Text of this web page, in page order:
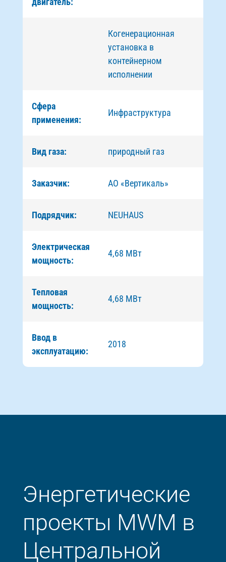
Когенерационная
установка в
контейнерном
исполнении
Сфера
применения:
Инфраструктура
Вид газа: природный газ
Заказчик: АО «Вертикаль»
Подрядчик: NEUHAUS
Электрическая
мощность:
4,68 МВт
Тепловая
мощность:
4,68 МВт
Ввод в
эксплуатацию:
2018
Энергетические
проекты MWM в
Центральной